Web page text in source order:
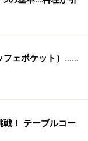
境にいることに
して食事を満足
いる人がたくさ
フェポケット）……
戦！ テーブルコー